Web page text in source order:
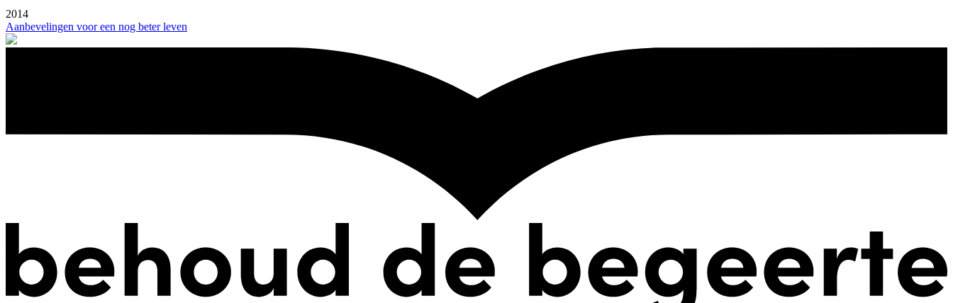
2014
Aanbevelingen voor een nog beter leven